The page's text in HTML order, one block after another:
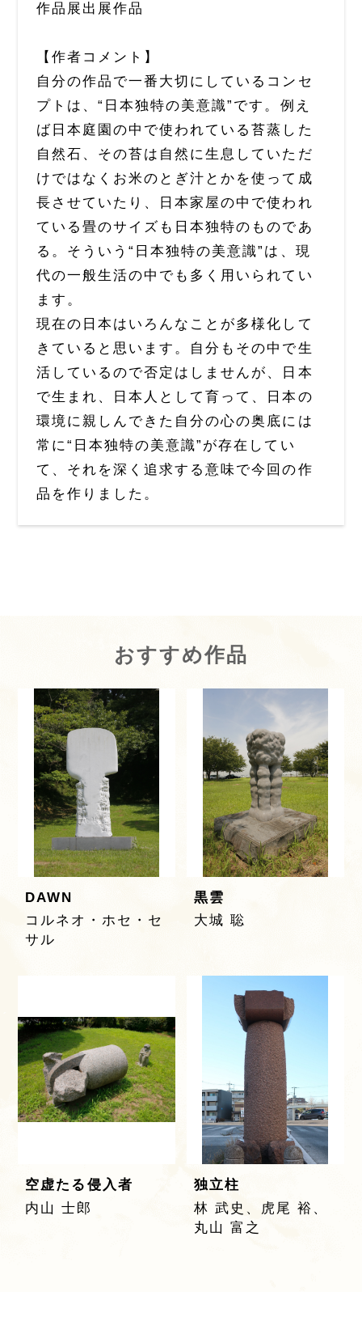
作品展出展作品
【作者コメント】
自分の作品で一番大切にしているコンセ
プトは、“日本独特の美意識”です。例え
ば日本庭園の中で使われている苔蒸した
自然石、その苔は自然に生息していただ
けではなくお米のとぎ汁とかを使って成
長させていたり、日本家屋の中で使われ
ている畳のサイズも日本独特のものであ
る。そういう“日本独特の美意識”は、現
代の一般生活の中でも多く用いられてい
ます。
現在の日本はいろんなことが多様化して
きていると思います。自分もその中で生
活しているので否定はしませんが、日本
で生まれ、日本人として育って、日本の
環境に親しんできた自分の心の奥底には
常に“日本独特の美意識”が存在してい
て、それを深く追求する意味で今回の作
品を作りました。
おすすめ作品
DAWN
コルネオ・ホセ・セ
サル
黒雲
大城 聡
空虚たる侵入者
内山 士郎
独立柱
林 武史、虎尾 裕、
丸山 富之